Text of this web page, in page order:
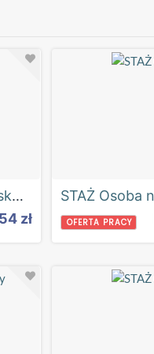
STAŻ Osoba na stanowisko pracownik obsługi biurowej
zł
OFERTA PRACY